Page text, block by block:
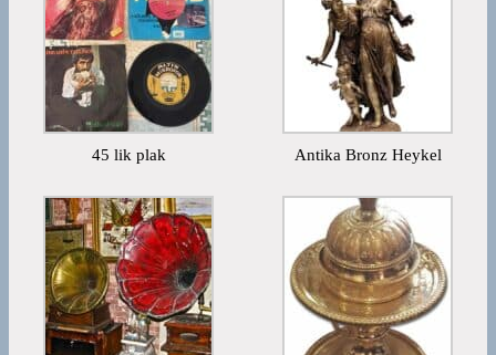
45 lik plak Antika Bronz Heykel